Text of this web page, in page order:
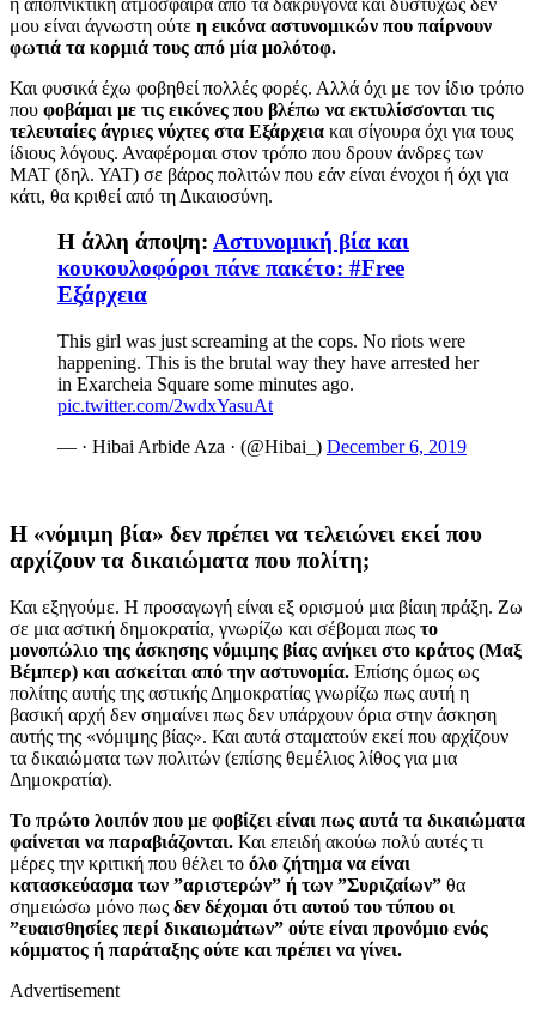
μου είναι άγνωστη ούτε η εικόνα αστυνομικών που παίρνουν
φωτιά τα κορμιά τους από μία μολότοφ.
Και φυσικά έχω φοβηθεί πολλές φορές. Αλλά όχι με τον ίδιο τρόπο
που φοβάμαι με τις εικόνες που βλέπω να εκτυλίσσονται τις
τελευταίες άγριες νύχτες στα Εξάρχεια και σίγουρα όχι για τους
ίδιους λόγους. Αναφέρομαι στον τρόπο που δρουν άνδρες των
ΜΑΤ (δηλ. ΥΑΤ) σε βάρος πολιτών που εάν είναι ένοχοι ή όχι για
κάτι, θα κριθεί από τη Δικαιοσύνη.
Η άλλη άποψη: Αστυνομική βία και
κουκουλοφόροι πάνε πακέτο: #Free
Εξάρχεια
This girl was just screaming at the cops. No riots were
happening. This is the brutal way they have arrested her
in Exarcheia Square some minutes ago.
pic.twitter.com/2wdxYasuAt
— · Hibai Arbide Aza · (@Hibai_) December 6, 2019
Η «νόμιμη βία» δεν πρέπει να τελειώνει εκεί που
αρχίζουν τα δικαιώματα που πολίτη;
Και εξηγούμε. Η προσαγωγή είναι εξ ορισμού μια βίαιη πράξη. Ζω
σε μια αστική δημοκρατία, γνωρίζω και σέβομαι πως το
μονοπώλιο της άσκησης νόμιμης βίας ανήκει στο κράτος (Μαξ
Βέμπερ) και ασκείται από την αστυνομία. Επίσης όμως ως
πολίτης αυτής της αστικής Δημοκρατίας γνωρίζω πως αυτή η
βασική αρχή δεν σημαίνει πως δεν υπάρχουν όρια στην άσκηση
αυτής της «νόμιμης βίας». Και αυτά σταματούν εκεί που αρχίζουν
τα δικαιώματα των πολιτών (επίσης θεμέλιος λίθος για μια
Δημοκρατία).
Το πρώτο λοιπόν που με φοβίζει είναι πως αυτά τα δικαιώματα
φαίνεται να παραβιάζονται. Και επειδή ακούω πολύ αυτές τι
μέρες την κριτική που θέλει το όλο ζήτημα να είναι
κατασκεύασμα των ”αριστερών” ή των ”Συριζαίων” θα
σημειώσω μόνο πως δεν δέχομαι ότι αυτού του τύπου οι
”ευαισθησίες περί δικαιωμάτων” ούτε είναι προνόμιο ενός
κόμματος ή παράταξης ούτε και πρέπει να γίνει.
Advertisement